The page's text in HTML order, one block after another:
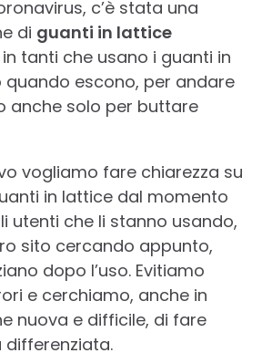
c’è stata una
di guanti in lattice
in tanti che usano i guanti in
escono, per andare
anche solo per buttare
vogliamo fare chiarezza su
in lattice dal momento
utenti che li stanno usando,
sito cercando appunto,
dopo l’uso. Evitiamo
e cerchiamo, anche in
nuova e difficile, di fare